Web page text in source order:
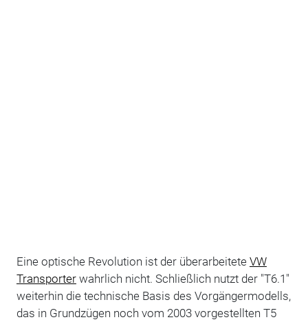
Eine optische Revolution ist der überarbeitete VW
Transporterwahrlich nicht. Schließlich nutzt der "T6.1"
weiterhin die technische Basis des Vorgängermodells,
das in Grundzügen noch vom 2003 vorgestellten T5